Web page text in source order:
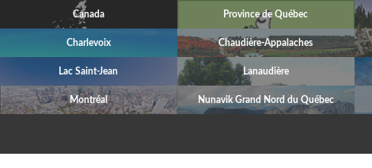
Canada Province de Québec
Charlevoix Chaudière-Appalaches
Lac Saint-Jean Lanaudière
Montréal Nunavik Grand Nord du Québec